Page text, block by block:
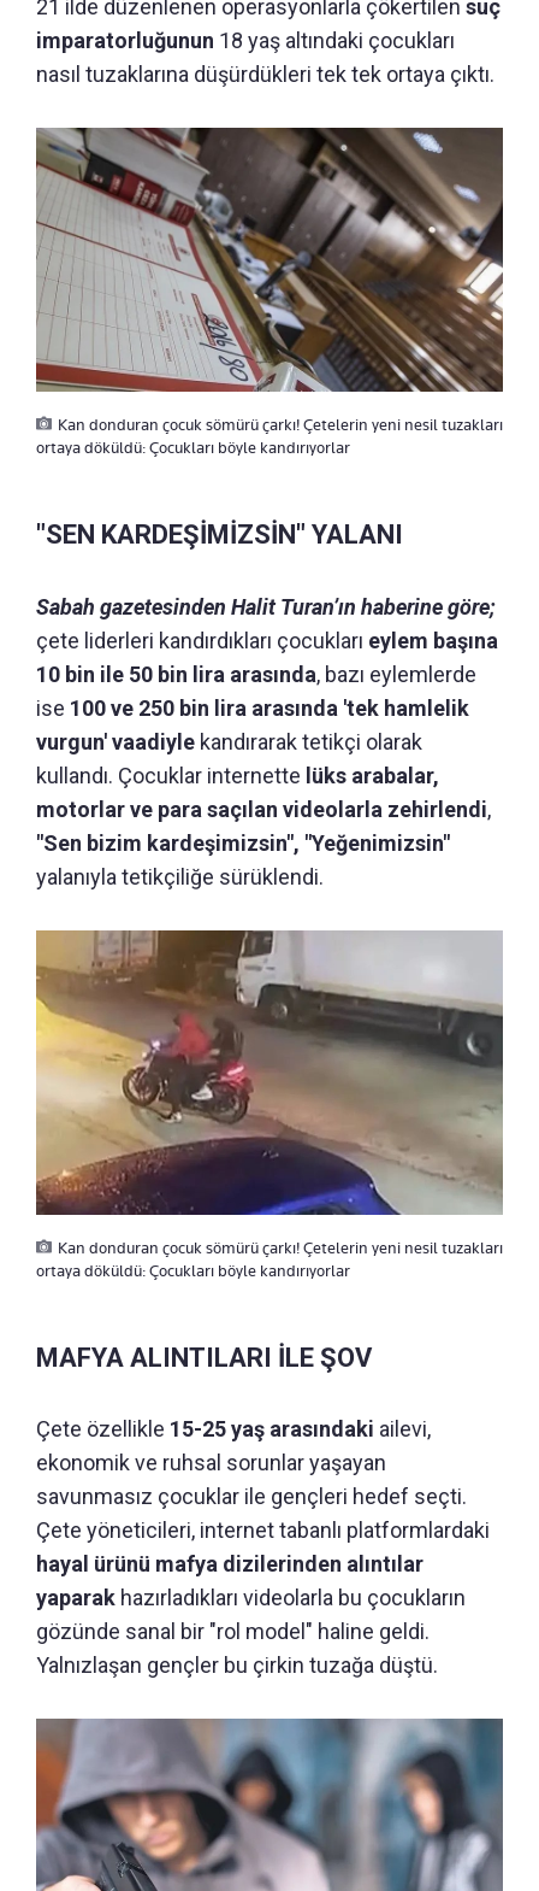
21 ilde düzenlenen operasyonlarla çökertilen suç
imparatorluğunun 18 yaş altındaki çocukları
nasıl tuzaklarına düşürdükleri tek tek ortaya çıktı.
Kan donduran çocuk sömürü çarkı! Çetelerin yeni nesil tuzakları
ortaya döküldü: Çocukları böyle kandırıyorlar
"SEN KARDEŞİMİZSİN" YALANI
Sabah gazetesinden Halit Turan’ın haberine göre;
çete liderleri kandırdıkları çocukları eylem başına
10 bin ile 50 bin lira arasında, bazı eylemlerde
ise 100 ve 250 bin lira arasında 'tek hamlelik
vurgun' vaadiyle kandırarak tetikçi olarak
kullandı. Çocuklar internette lüks arabalar,
motorlar ve para saçılan videolarla zehirlendi,
"Sen bizim kardeşimizsin", "Yeğenimizsin"
yalanıyla tetikçiliğe sürüklendi.
Kan donduran çocuk sömürü çarkı! Çetelerin yeni nesil tuzakları
ortaya döküldü: Çocukları böyle kandırıyorlar
MAFYA ALINTILARI İLE ŞOV
Çete özellikle 15-25 yaş arasındaki ailevi,
ekonomik ve ruhsal sorunlar yaşayan
savunmasız çocuklar ile gençleri hedef seçti.
Çete yöneticileri, internet tabanlı platformlardaki
hayal ürünü mafya dizilerinden alıntılar
yaparak hazırladıkları videolarla bu çocukların
gözünde sanal bir "rol model" haline geldi.
Yalnızlaşan gençler bu çirkin tuzağa düştü.